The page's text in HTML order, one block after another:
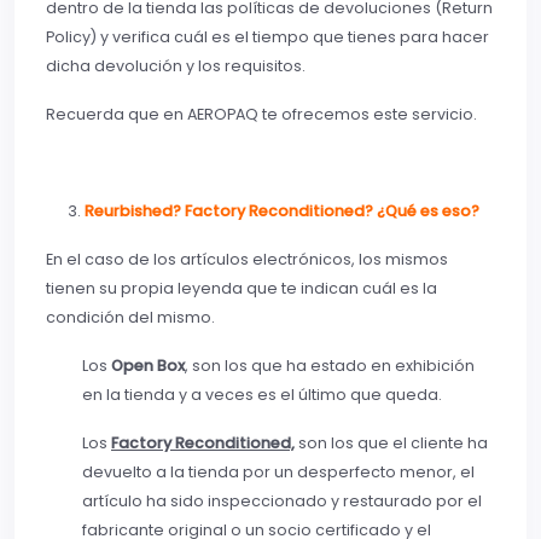
dentro de la tienda las políticas de devoluciones (Return
Policy) y verifica cuál es el tiempo que tienes para hacer
dicha devolución y los requisitos.
Recuerda que en AEROPAQ te ofrecemos este servicio.
Reurbished? Factory Reconditioned? ¿Qué es eso?
En el caso de los artículos electrónicos, los mismos
tienen su propia leyenda que te indican cuál es la
condición del mismo.
Los Open Box, son los que ha estado en exhibición
en la tienda y a veces es el último que queda.
Los Factory Reconditioned,son los que el cliente ha
devuelto a la tienda por un desperfecto menor, el
artículo ha sido inspeccionado y restaurado por el
fabricante original o un socio certificado y el